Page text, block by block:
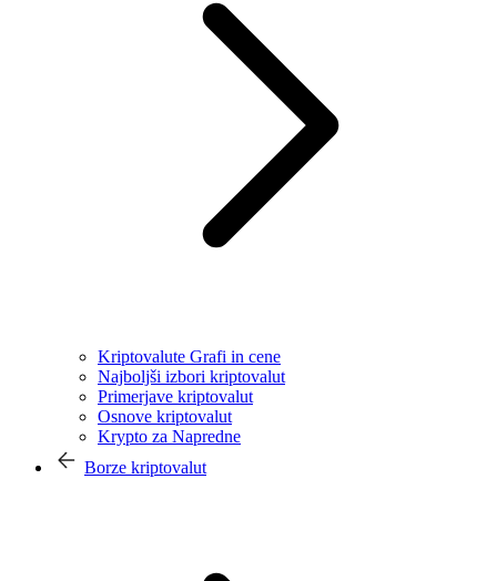
Kriptovalute Grafi in cene
Najboljši izbori kriptovalut
Primerjave kriptovalut
Osnove kriptovalut
Krypto za Napredne
Borze kriptovalut